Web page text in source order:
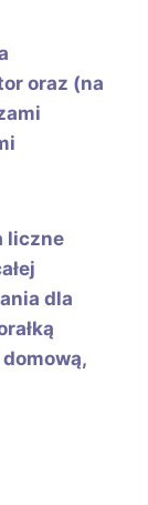
oraz (na
liczne
dla